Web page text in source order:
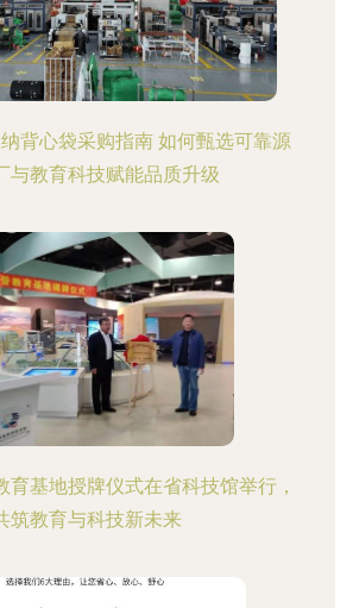
背心袋采购指南 如何甄选可靠源
与教育科技赋能品质升级
育基地授牌仪式在省科技馆举行，
筑教育与科技新未来